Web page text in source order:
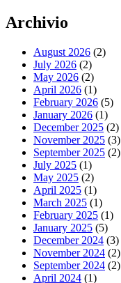
Archivio
August 2026 (2)
July 2026 (2)
May 2026 (2)
April 2026 (1)
February 2026 (5)
January 2026 (1)
December 2025 (2)
November 2025 (3)
September 2025 (2)
July 2025 (1)
May 2025 (2)
April 2025 (1)
March 2025 (1)
February 2025 (1)
January 2025 (5)
December 2024 (3)
November 2024 (2)
September 2024 (2)
April 2024 (1)